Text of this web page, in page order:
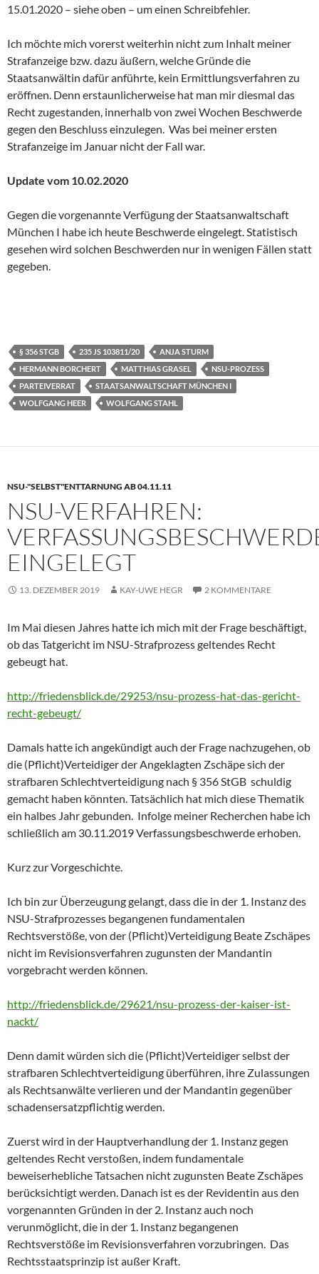
15.01.2020 – siehe oben – um einen Schreibfehler.
Ich möchte mich vorerst weiterhin nicht zum Inhalt meiner
Strafanzeige bzw. dazu äußern, welche Gründe die
Staatsanwältin dafür anführte, kein Ermittlungsverfahren zu
eröffnen. Denn erstaunlicherweise hat man mir diesmal das
Recht zugestanden, innerhalb von zwei Wochen Beschwerde
gegen den Beschluss einzulegen. Was bei meiner ersten
Strafanzeige im Januar nicht der Fall war.
Update vom 10.02.2020
Gegen die vorgenannte Verfügung der Staatsanwaltschaft
München I habe ich heute Beschwerde eingelegt. Statistisch
gesehen wird solchen Beschwerden nur in wenigen Fällen statt
gegeben.
§ 356 STGB 235 JS 103811/20
ANJA STURM
HERMANN BORCHERT
MATTHIAS GRASEL
NSU-PROZESS
PARTEIVERRAT
STAATSANWALTSCHAFT MÜNCHEN I
WOLFGANG HEER
WOLFGANG STAHL
NSU-"SELBST"ENTTARNUNG AB 04.11.11
NSU-VERFAHREN:
EINGELEGT
13. DEZEMBER 2019 KAY-UWE HEGR 2 KOMMENTARE
Im Mai diesen Jahres hatte ich mich mit der Frage beschäftigt,
ob das Tatgericht im NSU-Strafprozess geltendes Recht
gebeugt hat.
http://friedensblick.de/29253/nsu-prozess-hat-das-gericht-
recht-gebeugt/
Damals hatte ich angekündigt auch der Frage nachzugehen, ob
die (Pflicht)Verteidiger der Angeklagten Zschäpe sich der
strafbaren Schlechtverteidigung nach § 356 StGB schuldig
gemacht haben könnten. Tatsächlich hat mich diese Thematik
ein halbes Jahr gebunden. Infolge meiner Recherchen habe ich
schließlich am 30.11.2019 Verfassungsbeschwerde erhoben.
Kurz zur Vorgeschichte.
Ich bin zur Überzeugung gelangt, dass die in der 1. Instanz des
NSU-Strafprozesses begangenen fundamentalen
Rechtsverstöße, von der (Pflicht)Verteidigung Beate Zschäpes
nicht im Revisionsverfahren zugunsten der Mandantin
vorgebracht werden können.
http://friedensblick.de/29621/nsu-prozess-der-kaiser-ist-
nackt/
Denn damit würden sich die (Pflicht)Verteidiger selbst der
strafbaren Schlechtverteidigung überführen, ihre Zulassungen
als Rechtsanwälte verlieren und der Mandantin gegenüber
schadensersatzpflichtig werden.
Zuerst wird in der Hauptverhandlung der 1. Instanz gegen
geltendes Recht verstoßen, indem fundamentale
beweiserhebliche Tatsachen nicht zugunsten Beate Zschäpes
berücksichtigt werden. Danach ist es der Revidentin aus den
vorgenannten Gründen in der 2. Instanz auch noch
verunmöglicht, die in der 1. Instanz begangenen
Rechtsverstöße im Revisionsverfahren vorzubringen. Das
Rechtsstaatsprinzip ist außer Kraft.